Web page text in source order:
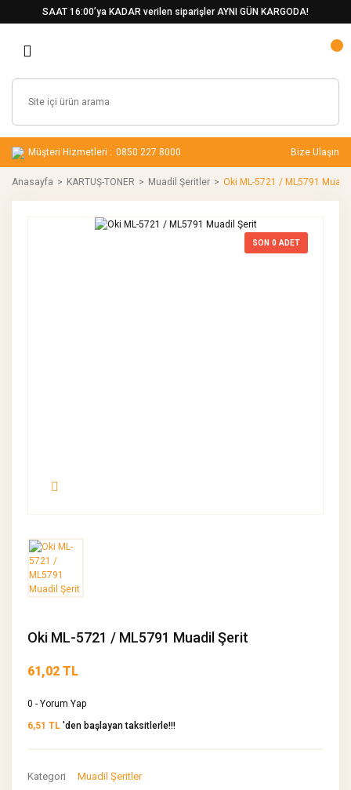
SAAT 16:00’ya KADAR verilen siparişler AYNI GÜN KARGODA!
Müşteri Hizmetleri : 0850 227 8000 Bize Ulaşın
Anasayfa KARTUŞ-TONER Muadil Şeritler Oki ML-5721 / ML5791
SON 0 ADET
Oki ML-5721 / ML5791 Muadil Şerit
61,02 TL
0 - Yorum Yap
6,51 TL 'den başlayan taksitlerle!!!
Kategori
Muadil Şeritler